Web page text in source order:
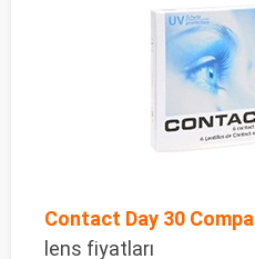
Contact Day 30
lens fiyatları